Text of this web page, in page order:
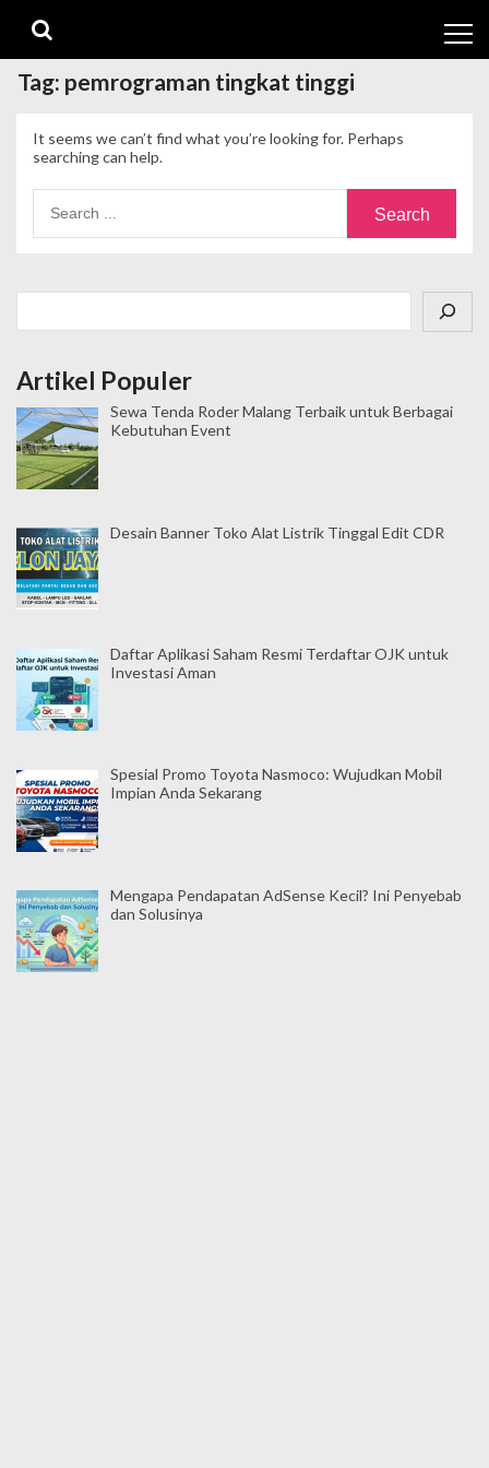
navigation
content
Tag: pemrograman tingkat tinggi
It seems we can’t find what you’re looking for. Perhaps
searching can help.
for:
Artikel Populer
Sewa Tenda Roder Malang Terbaik untuk Berbagai
Kebutuhan Event
Desain Banner Toko Alat Listrik Tinggal Edit CDR
Daftar Aplikasi Saham Resmi Terdaftar OJK untuk
Investasi Aman
Spesial Promo Toyota Nasmoco: Wujudkan Mobil
Impian Anda Sekarang
Mengapa Pendapatan AdSense Kecil? Ini Penyebab
dan Solusinya